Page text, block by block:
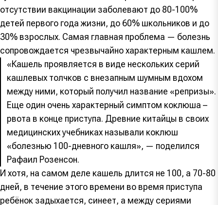
отсутствии вакцинации заболевают до 80-100%
детей первого года жизни, до 60% школьников и до
30% взрослых. Самая главная проблема — болезнь
сопровождается чрезвычайно характерным кашлем.
«Кашель проявляется в виде нескольких серий
кашлевых толчков с внезапным шумным вдохом
между ними, который получил название «репризы».
Еще один очень характерный симптом коклюша –
рвота в конце приступа. Древние китайцы в своих
медицинских учебниках называли коклюш
«болезнью 100-дневного кашля», — поделился
Рафаил Розенсон.
И хотя, на самом деле кашель длится не 100, а 70-80
дней, в течение этого времени во время приступа
ребёнок задыхается, синеет, а между сериями